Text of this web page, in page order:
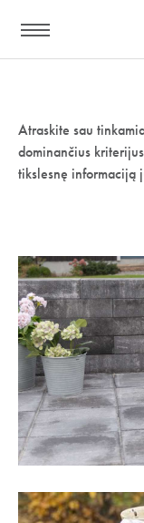
nuoroda:
Atraskite sau
dominančius
tikslesnę informaciją